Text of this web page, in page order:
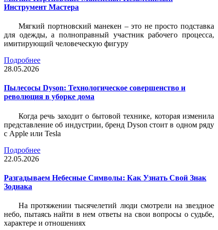
Инструмент Мастера
Мягкий портновский манекен – это не просто подставка
для одежды, а полноправный участник рабочего процесса,
имитирующий человеческую фигуру
Подробнее
28.05.2026
Пылесосы Dyson: Технологическое совершенство и
революция в уборке дома
Когда речь заходит о бытовой технике, которая изменила
представление об индустрии, бренд Dyson стоит в одном ряду
с Apple или Tesla
Подробнее
22.05.2026
Разгадываем Небесные Символы: Как Узнать Свой Знак
Зодиака
На протяжении тысячелетий люди смотрели на звездное
небо, пытаясь найти в нем ответы на свои вопросы о судьбе,
характере и отношениях